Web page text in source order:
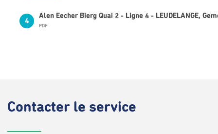
4
Alen Eecher Bierg Quai 2 - Ligne 4 - LEUDELANGE,
PDF
Contacter le service